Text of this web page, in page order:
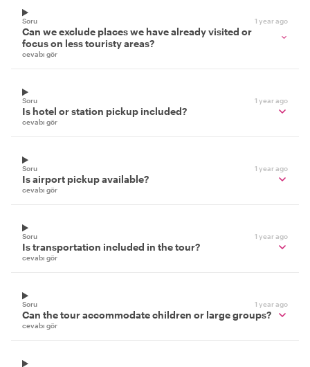
Soru 1 year ago
Can we exclude places we have already visited or
focus on less touristy areas?
cevabı gör
Soru 1 year ago
Is hotel or station pickup included?
cevabı gör
Soru 1 year ago
Is airport pickup available?
cevabı gör
Soru 1 year ago
Is transportation included in the tour?
cevabı gör
Soru 1 year ago
Can the tour accommodate children or large groups?
cevabı gör